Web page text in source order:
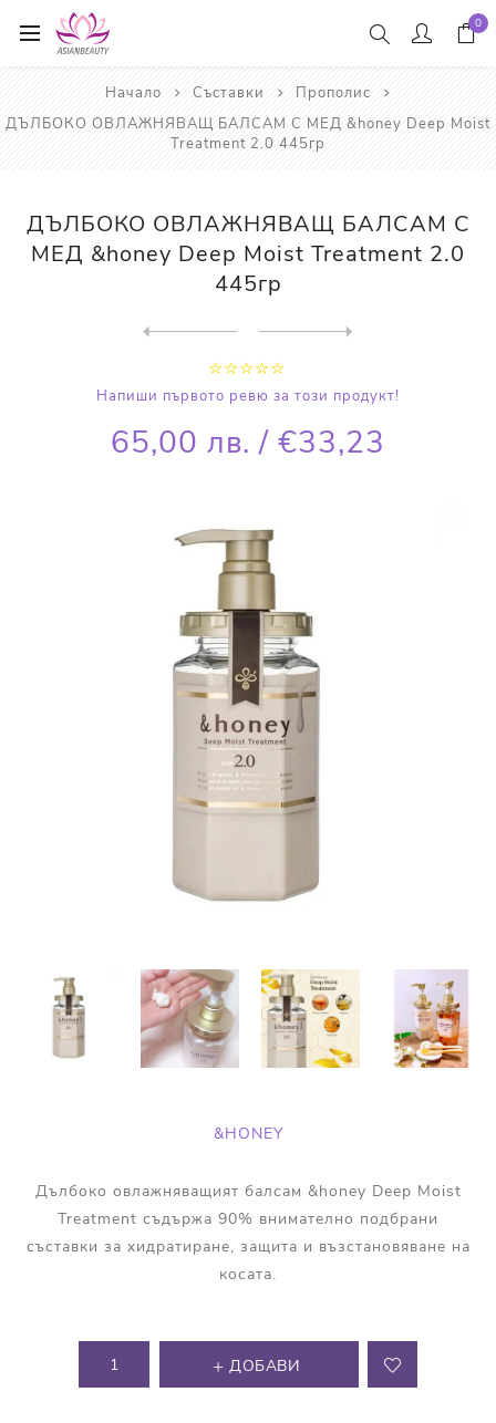
0
Начало Съставки
Прополис
ДЪЛБОКО ОВЛАЖНЯВАЩ БАЛСАМ С МЕД &honey Deep Moist
Treatment 2.0 445гр
ДЪЛБОКО ОВЛАЖНЯВАЩ БАЛСАМ С
МЕД &honey Deep Moist Treatment 2.0
445гр
Напиши първото ревю за този продукт!
65,00 лв. / €33,23
&HONEY
Дълбоко овлажняващият балсам &honey Deep Moist
Treatment съдържа 90% внимателно подбрани
съставки за хидратиране, защита и възстановяване на
косата.
ДОБАВИ